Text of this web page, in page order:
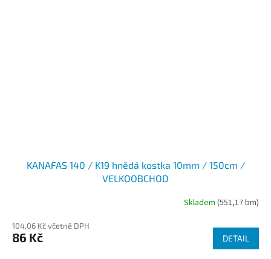
KANAFAS 140 / K19 hnědá kostka 10mm / 150cm /
VELKOOBCHOD
Skladem (551,17 bm)
104,06 Kč včetně DPH
86 Kč DETAIL